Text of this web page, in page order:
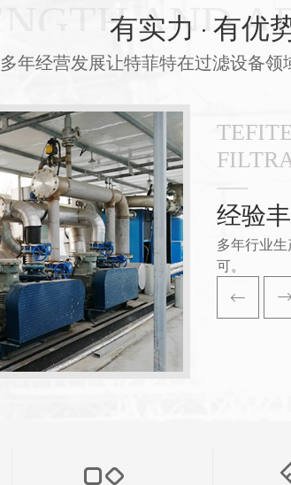
有实力 有优
多年经营发展让特菲特在过滤设备领
经验
多年行业
可。